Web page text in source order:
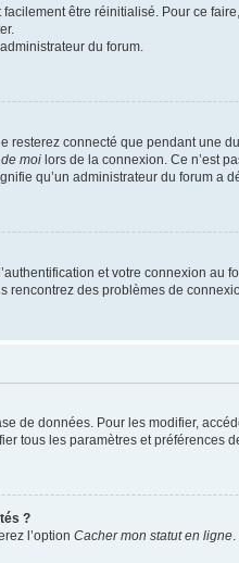
être réinitialisé. Pour ce
du forum.
resterez connecté que pendant une
moi lors de la connexion. Ce n’est
qu’un administrateur du forum a
et votre connexion
des problèmes de
de données. Pour les modifier,
tous les paramètres et préférences
?
l’option Cacher mon statut en ligne